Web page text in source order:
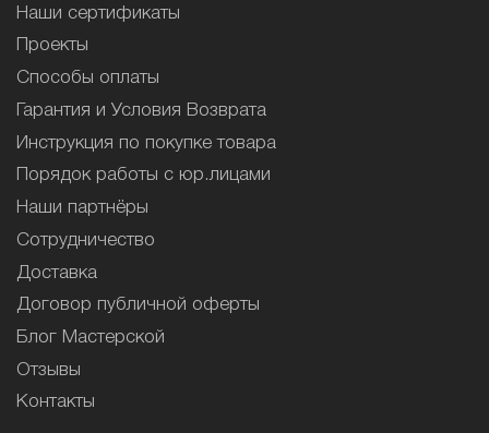
Наши сертификаты
Проекты
Способы оплаты
Гарантия и Условия Возврата
Инструкция по покупке товара
Порядок работы с юр.лицами
Наши партнёры
Сотрудничество
Доставка
Договор публичной оферты
Блог Мастерской
Отзывы
Контакты